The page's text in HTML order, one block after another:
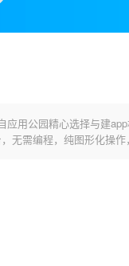
用公园精心选择与建app
无需编程，纯图形化操